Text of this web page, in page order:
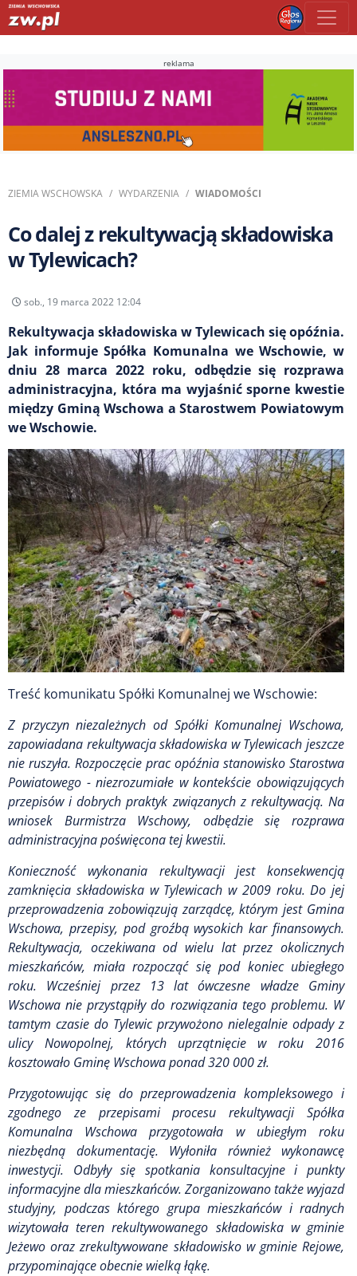
reklama
ZIEMIA WSCHOWSKA WYDARZENIA WIADOMOŚCI
Co dalej z rekultywacją składowiska
w Tylewicach?
sob., 19 marca 2022 12:04
Rekultywacja składowiska w Tylewicach się opóźnia.
Jak informuje Spółka Komunalna we Wschowie, w
dniu 28 marca 2022 roku, odbędzie się rozprawa
administracyjna, która ma wyjaśnić sporne kwestie
między Gminą Wschowa a Starostwem Powiatowym
we Wschowie.
Treść komunikatu Spółki Komunalnej we Wschowie:
Z przyczyn niezależnych od Spółki Komunalnej Wschowa,
zapowiadana rekultywacja składowiska w Tylewicach jeszcze
nie ruszyła. Rozpoczęcie prac opóźnia stanowisko Starostwa
Powiatowego - niezrozumiałe w kontekście obowiązujących
przepisów i dobrych praktyk związanych z rekultywacją. Na
wniosek Burmistrza Wschowy, odbędzie się rozprawa
administracyjna poświęcona tej kwestii.
Konieczność wykonania rekultywacji jest konsekwencją
zamknięcia składowiska w Tylewicach w 2009 roku. Do jej
przeprowadzenia zobowiązują zarządcę, którym jest Gmina
Wschowa, przepisy, pod groźbą wysokich kar finansowych.
Rekultywacja, oczekiwana od wielu lat przez okolicznych
mieszkańców, miała rozpocząć się pod koniec ubiegłego
roku. Wcześniej przez 13 lat ówczesne władze Gminy
Wschowa nie przystąpiły do rozwiązania tego problemu. W
tamtym czasie do Tylewic przywożono nielegalnie odpady z
ulicy Nowopolnej, których uprzątnięcie w roku 2016
kosztowało Gminę Wschowa ponad 320 000 zł.
Przygotowując się do przeprowadzenia kompleksowego i
zgodnego ze przepisami procesu rekultywacji Spółka
Komunalna Wschowa przygotowała w ubiegłym roku
niezbędną dokumentację. Wyłoniła również wykonawcę
inwestycji. Odbyły się spotkania konsultacyjne i punkty
informacyjne dla mieszkańców. Zorganizowano także wyjazd
studyjny, podczas którego grupa mieszkańców i radnych
wizytowała teren rekultywowanego składowiska w gminie
Jeżewo oraz zrekultywowane składowisko w gminie Rejowe,
przypominające obecnie wielką łąkę.